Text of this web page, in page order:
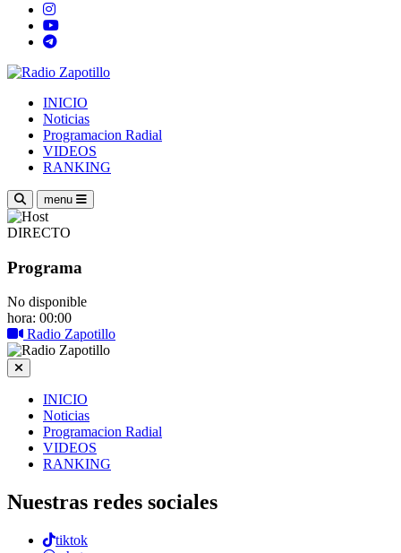
INICIO
Noticias
Programacion Radial
VIDEOS
RANKING
menu
DIRECTO
Programa
No disponible
hora: 00:00
Radio Zapotillo
INICIO
Noticias
Programacion Radial
VIDEOS
RANKING
Nuestras redes sociales
tiktok